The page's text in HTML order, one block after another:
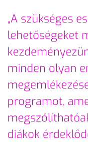
„A szükséges
lehetőségeket
minden olyan
programot,
diákok